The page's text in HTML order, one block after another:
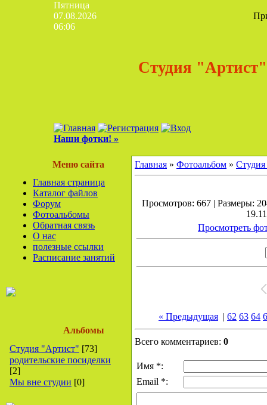
Пятница
07.08.2026
06:06
Студия "Артист"
Наши фотки! »
Меню сайта
Главная страница
Каталог файлов
Форум
Фотоальбомы
Обратная связь
О нас
полезные ссылки
Расписание занятий
Альбомы
Студия "Артист" [73]
родительские посиделки
[2]
Мы вне студии [0]
Главная » Фотоальбом »
Просмотров: 667 | Размеры:
Просмотреть
« Предыдущая | 62 63 64
Всего комментариев: 0
Имя *:
Email *: